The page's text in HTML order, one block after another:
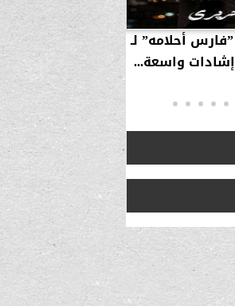
أحلامه” لـ
واسعة...
بالفيديو…
استراتيجية
انتقلت